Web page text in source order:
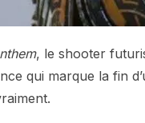
, le shooter
qui marque la fin